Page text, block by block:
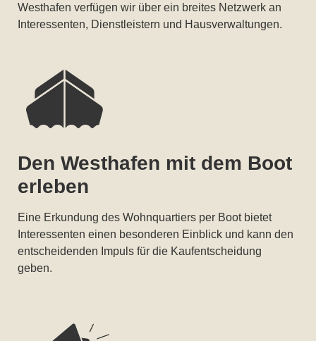
Westhafen verfügen wir über ein breites Netzwerk an
Interessenten, Dienstleistern und Hausverwaltungen.
Den Westhafen mit dem Boot
erleben
Eine Erkundung des Wohnquartiers per Boot bietet
Interessenten einen besonderen Einblick und kann den
entscheidenden Impuls für die Kaufentscheidung
geben.